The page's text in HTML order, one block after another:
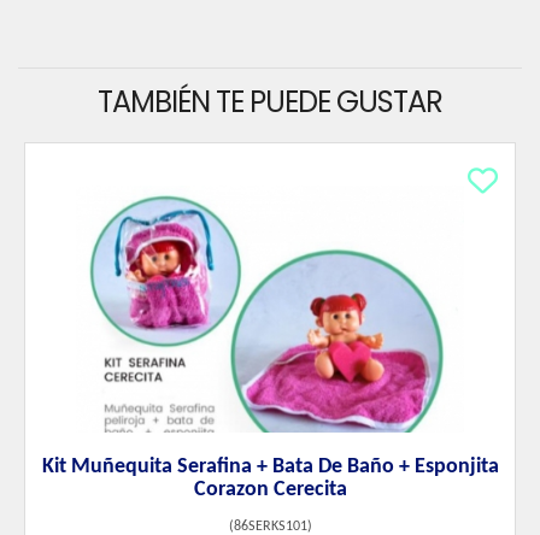
TAMBIÉN TE PUEDE GUSTAR
Kit Muñequita Serafina + Bata De Baño + Esponjita
Corazon Cerecita
(86SERKS101)